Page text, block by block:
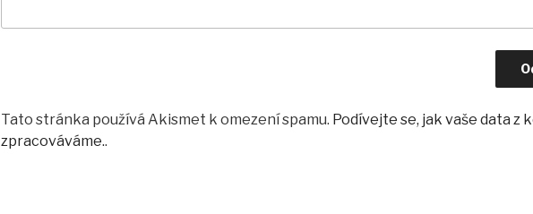
Tato stránka používá Akismet k omezení spamu. Podívejte se, jak vaše data z
zpracováváme..